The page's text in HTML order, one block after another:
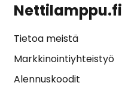
Nettilamppu.fi
Tietoa meistä
Markkinointiyhteistyö
Alennuskoodit